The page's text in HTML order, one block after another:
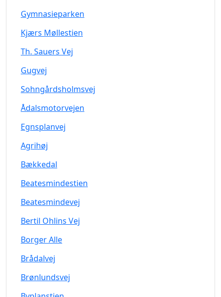
Gymnasieparken
Kjærs Møllestien
Th. Sauers Vej
Gugvej
Sohngårdsholmsvej
Ådalsmotorvejen
Egnsplanvej
Agrihøj
Bækkedal
Beatesmindestien
Beatesmindevej
Bertil Ohlins Vej
Borger Alle
Brådalvej
Brønlundsvej